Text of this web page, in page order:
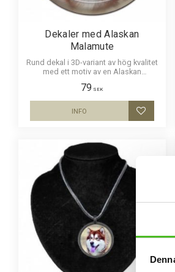
Dekaler med Alaskan
Malamute
Rund dekal i 3D-variant av hög kvalitet
med ett motiv av en Alaskan
och 15 cm i diameter.
79 SEK
Lägg till
INFO